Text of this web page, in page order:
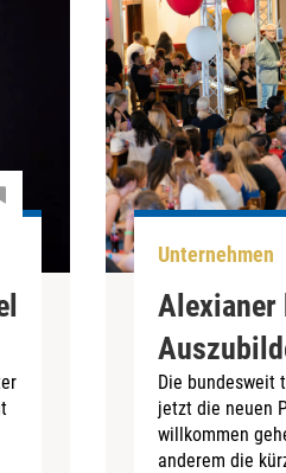
Unternehmen
Alexianer
Die bundesweit
jetzt die neuen
willkommen
anderem die